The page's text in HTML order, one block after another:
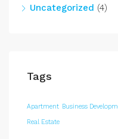
Uncategorized (4)
Tags
Apartment Business
Real Estate